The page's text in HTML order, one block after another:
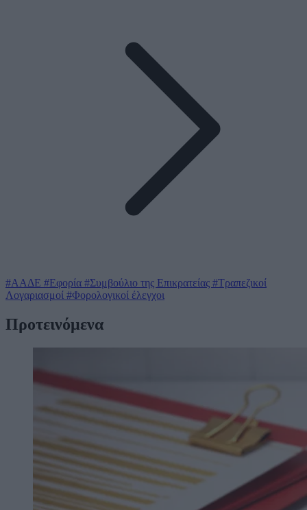
#ΑΑΔΕ #Εφορία #Συμβούλιο της Επικρατείας #Τραπεζικοί
Λογαριασμοί #Φορολογικοί έλεγχοι
Προτεινόμενα